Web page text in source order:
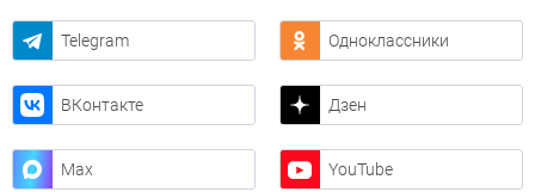
Telegram Одноклассники
ВКонтакте Дзен
Max YouTube